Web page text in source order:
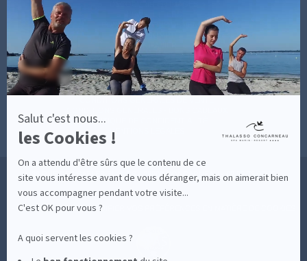
plus
sur
Salut c'est nous...
les Cookies !
On a attendu d'être sûrs que le contenu de ce
site vous intéresse avant de vous déranger, mais on aimerait bien
vous accompagner pendant votre visite...
C'est OK pour vous ?
A quoi servent les cookies ?
BONNES RAISONS DE VENIR
MON COMPTE
MON PANIER
ACCÈS
CONTACT
MESURES D'HYGIÈNE
POLITIQUE DE CONFIDENTIALITÉ
MENTIONS LÉGALES
36 RUE DES SABLES BLANCS - 29900 CONCARNEAU - 02 98 75 05 40
CLIQUEZ-ICI POUR MODIFIER VOS PRÉFÉRENCES EN MATIÈRE DE COOKIES